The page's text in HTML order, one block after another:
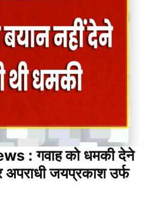
: गवाह को धमकी देने
अपराधी जयप्रकाश उर्फ